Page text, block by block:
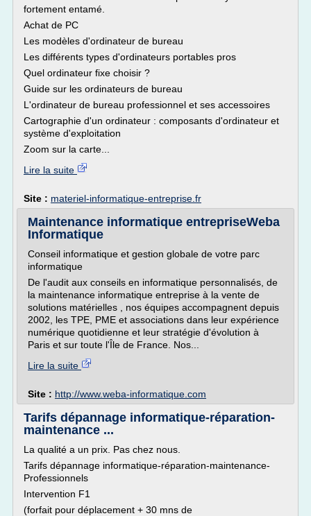
fortement entamé.
Achat de PC
Les modèles d'ordinateur de bureau
Les différents types d'ordinateurs portables pros
Quel ordinateur fixe choisir ?
Guide sur les ordinateurs de bureau
L'ordinateur de bureau professionnel et ses accessoires
Cartographie d'un ordinateur : composants d'ordinateur et
système d'exploitation
Zoom sur la carte...
Lire la suite
Site : materiel-informatique-entreprise.fr
Maintenance informatique entrepriseWeba
Informatique
Conseil informatique et gestion globale de votre parc
informatique
De l'audit aux conseils en informatique personnalisés, de
la maintenance informatique entreprise à la vente de
solutions matérielles , nos équipes accompagnent depuis
2002, les TPE, PME et associations dans leur expérience
numérique quotidienne et leur stratégie d'évolution à
Paris et sur toute l'Île de France. Nos...
Lire la suite
Site : http://www.weba-informatique.com
Tarifs dépannage informatique-réparation-
maintenance ...
La qualité a un prix. Pas chez nous.
Tarifs dépannage informatique-réparation-maintenance-
Professionnels
Intervention F1
(forfait pour déplacement + 30 mns de